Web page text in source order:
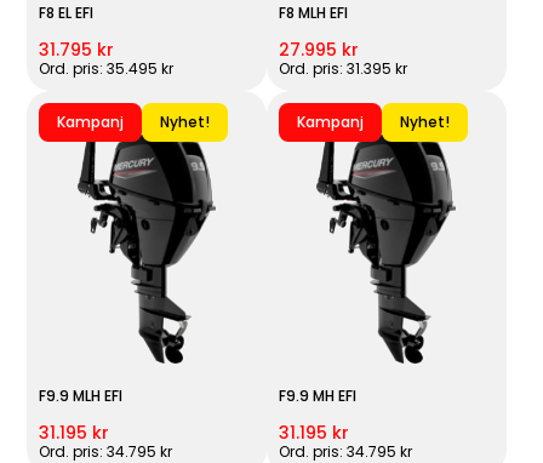
F8 EL EFI
31.795 kr
Ord. pris: 35.495 kr
F8 MLH EFI
27.995 kr
Ord. pris: 31.395 kr
Kampanj Nyhet!
F9.9 MLH EFI
31.195 kr
Ord. pris: 34.795 kr
Kampanj Nyhet!
F9.9 MH EFI
31.195 kr
Ord. pris: 34.795 kr